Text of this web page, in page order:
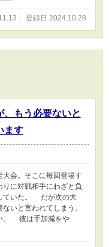
登録日 2024.10.28
、もう必要ないと
ます
会。そこに毎回登場す
に対戦相手にわざと負
ていた。 だが次の大
いと言われてしまう。
。 彼は手加減をや